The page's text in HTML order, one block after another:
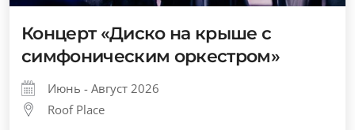
Концерт «Диско на крыше с
симфоническим оркестром»
Июнь - Август 2026
Roof Place